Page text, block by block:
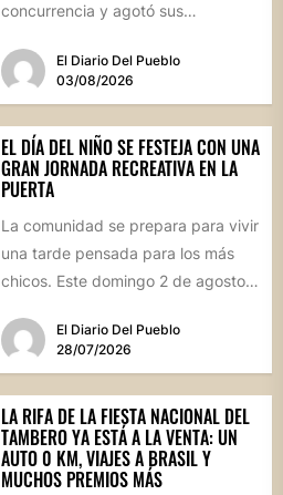
concurrencia y agotó sus
marco, el...El Diario Del Pueblo
03/08/2026
EL DÍA DEL NIÑO SE FESTEJA CON UNA
GRAN JORNADA RECREATIVA EN LA
PUERTA
La comunidad se prepara para vivir
una tarde pensada para los más
chicos. Este domingo 2 de agosto,
El Diario Del Pueblo
28/07/2026
LA RIFA DE LA FIESTA NACIONAL DEL
TAMBERO YA ESTÁ A LA VENTA: UN
AUTO 0 KM, VIAJES A BRASIL Y
MUCHOS PREMIOS MÁS